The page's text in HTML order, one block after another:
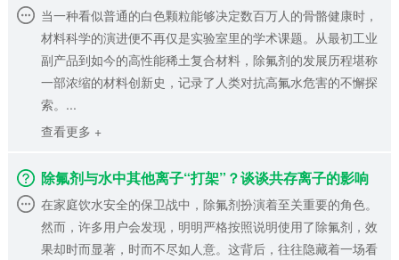
当一种看似普通的白色颗粒能够决定数百万人的骨骼健康时，
材料科学的演进便不再仅是实验室里的学术课题。从最初工业
副产品到如今的高性能稀土复合材料，除氟剂的发展历程堪称
一部浓缩的材料创新史，记录了人类对抗高氟水危害的不懈探
索。...
查看更多 +
除氟剂与水中其他离子“打架”？谈谈共存离子的影响
在家庭饮水安全的保卫战中，除氟剂扮演着至关重要的角色。
然而，许多用户会发现，明明严格按照说明使用了除氟剂，效
果却时而显著，时而不尽如人意。这背后，往往隐藏着一场看